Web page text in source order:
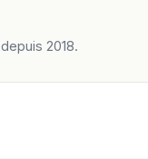
2018.